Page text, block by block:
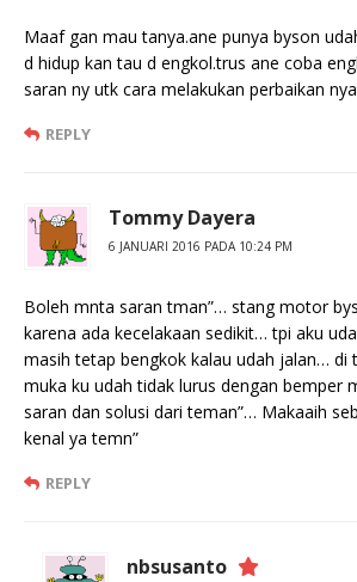
Maaf gan mau tanya.ane punya byson
d hidup kan tau d engkol.trus ane coba
saran ny utk cara melakukan perbaikan nya
REPLY
Tommy Dayera
6 JANUARI 2016 PADA 10:24 PM
Boleh mnta saran tman”… stang motor
karena ada kecelakaan sedikit… tpi aku
masih tetap bengkok kalau udah jalan… di
muka ku udah tidak lurus dengan bemper
saran dan solusi dari teman”… Makaaih
kenal ya temn”
REPLY
nbsusanto